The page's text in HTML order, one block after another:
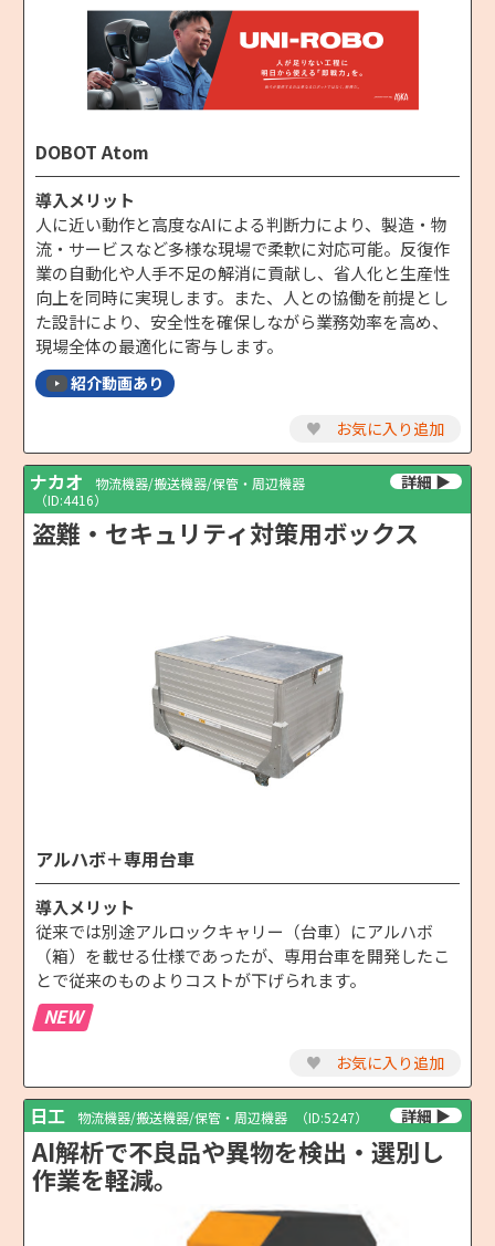
DOBOT Atom
導入メリット
人に近い動作と高度なAIによる判断力により、製造・物
流・サービスなど多様な現場で柔軟に対応可能。反復作
業の自動化や人手不足の解消に貢献し、省人化と生産性
向上を同時に実現します。また、人との協働を前提とし
た設計により、安全性を確保しながら業務効率を高め、
現場全体の最適化に寄与します。
紹介動画あり
♥ お気に入り追加
ナカオ
物流機器/搬送機器/保管・周辺機器
（ID:4416）
盗難・セキュリティ対策用ボックス
アルハボ＋専用台車
導入メリット
従来では別途アルロックキャリー（台車）にアルハボ
（箱）を載せる仕様であったが、専用台車を開発したこ
とで従来のものよりコストが下げられます。
NEW
♥ お気に入り追加
日工 物流機器/搬送機器/保管・周辺機器 （ID:5247）
AI解析で不良品や異物を検出・選別し
作業を軽減。